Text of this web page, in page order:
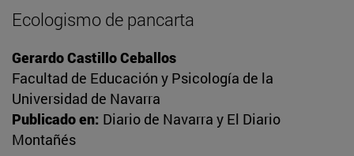
Ecologismo de pancarta
Gerardo Castillo Ceballos
Facultad de Educación y Psicología de la
Universidad de Navarra
Publicado en: Diario de Navarra y El Diario
Montañés